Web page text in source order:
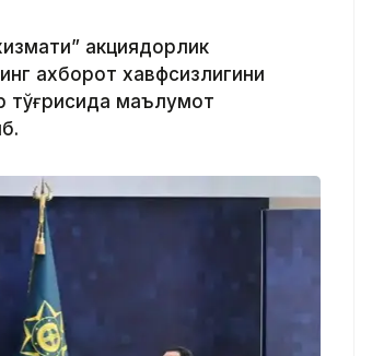
акциядорлик
ахборот хавфсизлигини
тўғрисида маълумот